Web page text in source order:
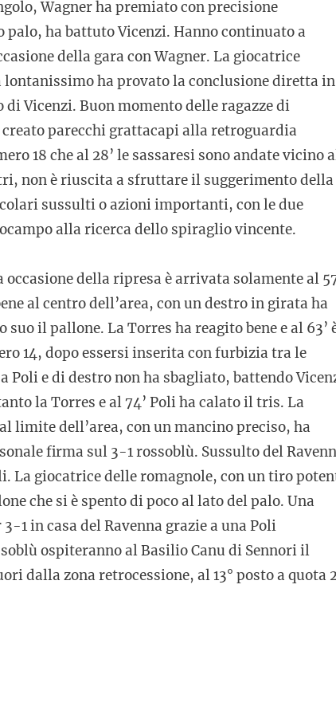
Wagner ha premiato con precisione
ha battuto Vicenzi. Hanno continuato a
della gara con Wagner. La giocatrice
ha provato la conclusione diretta in
Vicenzi. Buon momento delle ragazze di
parecchi grattacapi alla retroguardia
18 che al 28’ le sassaresi sono andate vicino
non è riuscita a sfruttare il suggerimento della
sussulti o azioni importanti, con le due
alla ricerca dello spiraglio vincente.
della ripresa è arrivata solamente al
al centro dell’area, con un destro in girata ha
il pallone. La Torres ha reagito bene e al 63’
14, dopo essersi inserita con furbizia tra le
Poli e di destro non ha sbagliato, battendo
la Torres e al 74’ Poli ha calato il tris. La
limite dell’area, con un mancino preciso, ha
firma sul 3-1 rossoblù. Sussulto del
La giocatrice delle romagnole, con un tiro
che si è spento di poco al lato del palo. Una
1 in casa del Ravenna grazie a una Poli
ospiteranno al Basilio Canu di Sennori il
dalla zona retrocessione, al 13° posto a quota